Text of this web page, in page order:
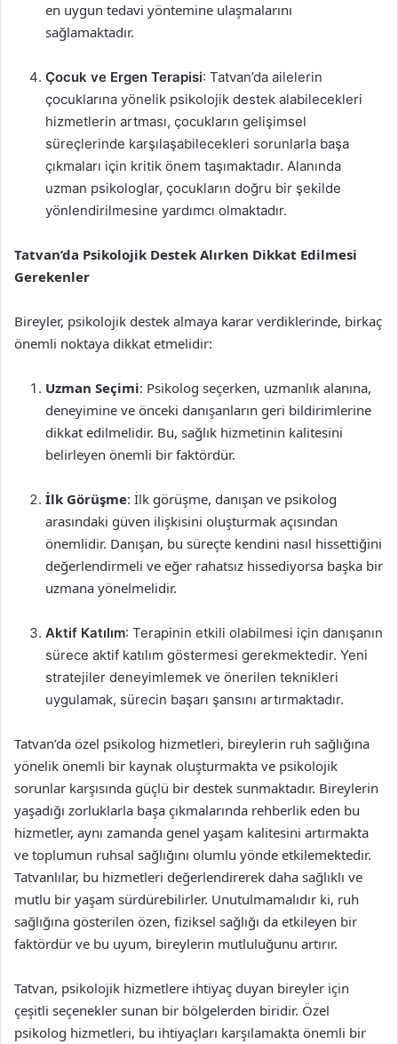
en uygun tedavi yöntemine ulaşmalarını
sağlamaktadır.
Çocuk ve Ergen Terapisi: Tatvan’da ailelerin
çocuklarına yönelik psikolojik destek alabilecekleri
hizmetlerin artması, çocukların gelişimsel
süreçlerinde karşılaşabilecekleri sorunlarla başa
çıkmaları için kritik önem taşımaktadır. Alanında
uzman psikologlar, çocukların doğru bir şekilde
yönlendirilmesine yardımcı olmaktadır.
Tatvan’da Psikolojik Destek Alırken Dikkat Edilmesi
Gerekenler
Bireyler, psikolojik destek almaya karar verdiklerinde, birkaç
önemli noktaya dikkat etmelidir:
Uzman Seçimi: Psikolog seçerken, uzmanlık alanına,
deneyimine ve önceki danışanların geri bildirimlerine
dikkat edilmelidir. Bu, sağlık hizmetinin kalitesini
belirleyen önemli bir faktördür.
İlk Görüşme: İlk görüşme, danışan ve psikolog
arasındaki güven ilişkisini oluşturmak açısından
önemlidir. Danışan, bu süreçte kendini nasıl hissettiğini
değerlendirmeli ve eğer rahatsız hissediyorsa başka bir
uzmana yönelmelidir.
Aktif Katılım: Terapinin etkili olabilmesi için danışanın
sürece aktif katılım göstermesi gerekmektedir. Yeni
stratejiler deneyimlemek ve önerilen teknikleri
uygulamak, sürecin başarı şansını artırmaktadır.
Tatvan’da özel psikolog hizmetleri, bireylerin ruh sağlığına
yönelik önemli bir kaynak oluşturmakta ve psikolojik
sorunlar karşısında güçlü bir destek sunmaktadır. Bireylerin
yaşadığı zorluklarla başa çıkmalarında rehberlik eden bu
hizmetler, aynı zamanda genel yaşam kalitesini artırmakta
ve toplumun ruhsal sağlığını olumlu yönde etkilemektedir.
Tatvanlılar, bu hizmetleri değerlendirerek daha sağlıklı ve
mutlu bir yaşam sürdürebilirler. Unutulmamalıdır ki, ruh
sağlığına gösterilen özen, fiziksel sağlığı da etkileyen bir
faktördür ve bu uyum, bireylerin mutluluğunu artırır.
Tatvan, psikolojik hizmetlere ihtiyaç duyan bireyler için
çeşitli seçenekler sunan bir bölgelerden biridir. Özel
psikolog hizmetleri, bu ihtiyaçları karşılamakta önemli bir